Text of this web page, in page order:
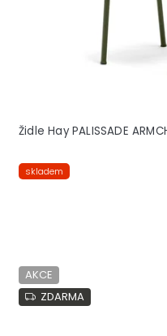
Židle Hay PALISSADE
skladem
AKCE
ZDARMA